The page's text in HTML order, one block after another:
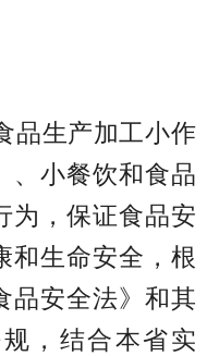
品生产加工小作
、小餐饮和食品
为，保证食品安
和生命安全，根
品安全法》和其
，结合本省实